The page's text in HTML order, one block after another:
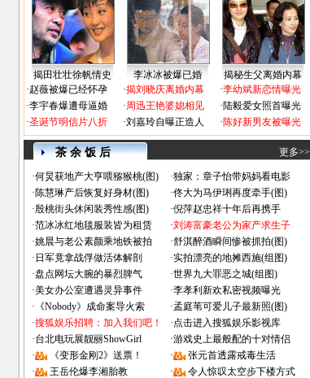
揭田壮壮徐帆情史 李冰冰被爆已婚
揭秘生父离婚内幕
·赵薇被爆已经怀孕
·李宇春爆遭母逼婚
·圣诞节明信片八折
·揭刘晓庆离婚内幕
·周迅王艳婆媳相见
·刘嘉玲自曝正造人
·李幼斌新恋情曝光
·陆毅爱女照首曝光
·陈好新男友被曝光
茶 余 饭 后 更多>>
·何炅获地产大亨喂猕猴桃(图) ·独家：章子怡带妈妈看电影
·陈慧琳产后恢复好身材(图) ·佟大为马伊琍再度牵手(图)
·殷桃街头休闲装秀性感(图) ·倪萍赵忠祥十年后再携手
·范冰冰红地毯服装皆为租赁 ·刘涛富豪老公为家产求生子
·姚晨与老公素颜乘地铁被拍 ·舒淇醉酒瞬间惨被抓拍(图)
· 日军竟拿战俘做活体解剖 ·实拍漂亮的地摊西施(组图)
·盘点网坛大腕的暴烈脾气 ·世界九大罪恶之城(组图)
·美女办公室遭遇灵异事件 ·李孝利新欢私密视频曝光
· 《Nobody》成命案导火索 ·孟庭苇可爱儿子最新照(图)
·搜狐娱乐招聘：加入我们吧！ ·点击进入搜狐娱乐影视库
·台北电玩展靓丽ShowGirl ·游戏史上最般配的十对情侣
·
《变形金刚2》送票！ ·
张元首透露戒毒生活
·
王岳伦爆李湘胎教 · 令人惊叹太空步下楼方式